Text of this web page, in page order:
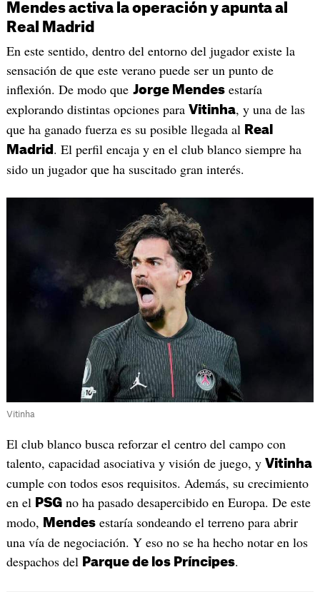
Mendes activa la operación y apunta al
Real Madrid
En este sentido, dentro del entorno del jugador existe la
sensación de que este verano puede ser un punto de
inflexión. De modo que Jorge Mendesestaría
explorando distintas opciones para Vitinha, y una de las
que ha ganado fuerza es su posible llegada al Real
Madrid . El perfil encaja y en el club blanco siempre ha
sido un jugador que ha suscitado gran interés.
Vitinha
El club blanco busca reforzar el centro del campo con
talento, capacidad asociativa y visión de juego, y Vitinha
cumple con todos esos requisitos. Además, su crecimiento
en el PSGno ha pasado desapercibido en Europa. De este
modo, Mendesestaría sondeando el terreno para abrir
una vía de negociación. Y eso no se ha hecho notar en los
despachos del Parque de los Príncipes.